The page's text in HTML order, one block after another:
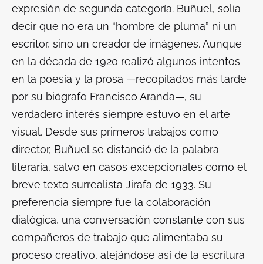
expresión de segunda categoría. Buñuel, solía
decir que no era un “hombre de pluma” ni un
escritor, sino un creador de imágenes. Aunque
en la década de 1920 realizó algunos intentos
en la poesía y la prosa —recopilados más tarde
por su biógrafo Francisco Aranda—, su
verdadero interés siempre estuvo en el arte
visual. Desde sus primeros trabajos como
director, Buñuel se distanció de la palabra
literaria, salvo en casos excepcionales como el
breve texto surrealista Jirafa de 1933. Su
preferencia siempre fue la colaboración
dialógica, una conversación constante con sus
compañeros de trabajo que alimentaba su
proceso creativo, alejándose así de la escritura